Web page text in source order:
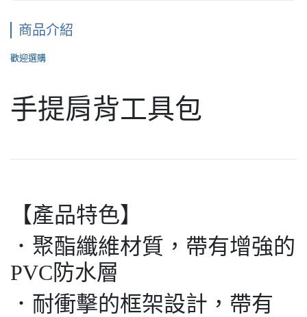
商品介紹
歡迎選購
手提肩背工具包
【產品特色】
．聚酯纖維材質，帶有增強的
PVC防水層
．耐衝擊的框架設計，帶有